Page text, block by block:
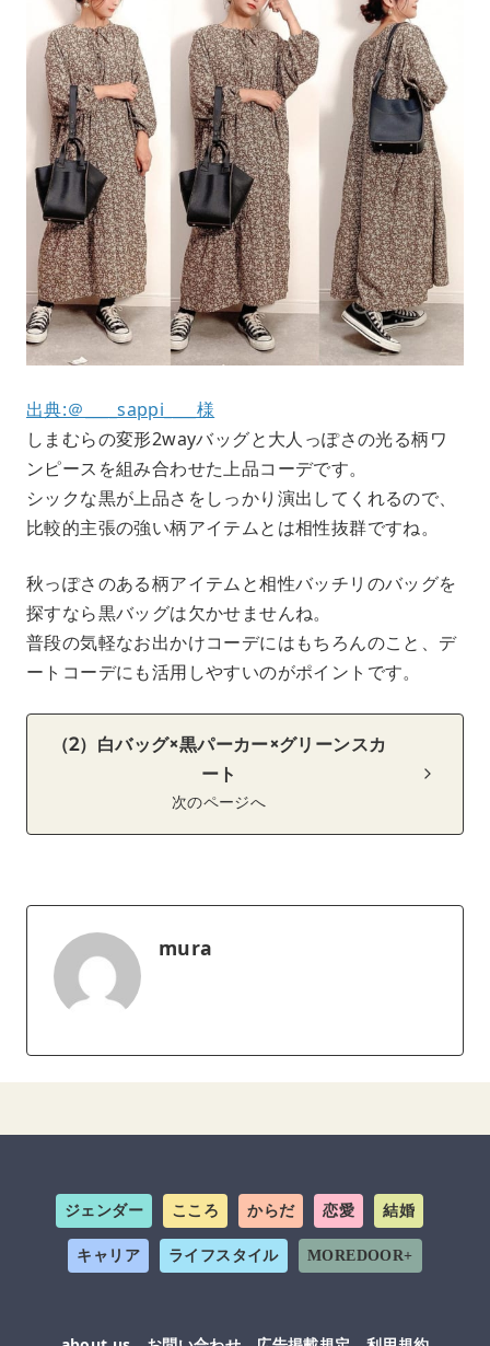
出典:＠____sappi____様
しまむらの変形2wayバッグと大人っぽさの光る柄ワ
ンピースを組み合わせた上品コーデです。
シックな黒が上品さをしっかり演出してくれるので、
比較的主張の強い柄アイテムとは相性抜群ですね。
秋っぽさのある柄アイテムと相性バッチリのバッグを
探すなら黒バッグは欠かせませんね。
普段の気軽なお出かけコーデにはもちろんのこと、デ
ートコーデにも活用しやすいのがポイントです。
（2）白バッグ×黒パーカー×グリーンスカ
ート
次のページへ
mura
ジェンダー こころ からだ 恋愛 結婚
キャリア ライフスタイル MOREDOOR+